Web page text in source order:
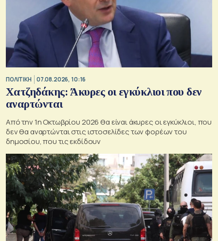
ΠΟΛΙΤΙΚΗ 07.08.2026, 10:16
Χατζηδάκης: Άκυρες οι εγκύκλιοι που δεν
αναρτώνται
Από την 1η Οκτωβρίου 2026 θα είναι άκυρες οι εγκύκλιοι, που
δεν θα αναρτώνται στις ιστοσελίδες των φορέων του
δημοσίου, που τις εκδίδουν